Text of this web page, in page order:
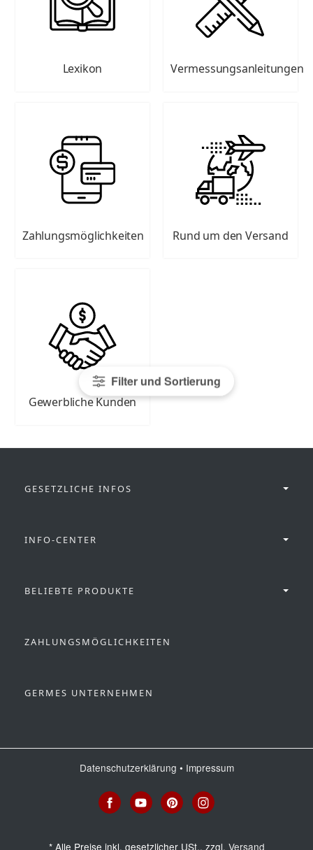
Filter und Sortierung
Lexikon Vermessungsanleitungen
Zahlungsmöglichkeiten Rund um den Versand
Gewerbliche Kunden
GESETZLICHE INFOS
INFO-CENTER
BELIEBTE PRODUKTE
ZAHLUNGSMÖGLICHKEITEN
GERMES UNTERNEHMEN
Datenschutzerklärung • Impressum
*Alle Preise inkl. gesetzlicher USt., zzgl. Versand